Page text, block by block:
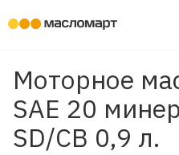
Моторное
SAE 20
SD/CB 0,9 л.